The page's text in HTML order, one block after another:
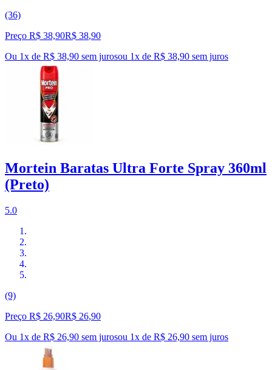
(36)
Preço R$ 38,90R$ 38,90
Ou 1x de R$ 38,90 sem jurosou 1x de R$ 38,90 sem juros
Mortein Baratas Ultra Forte Spray 360ml
(Preto)
5.0
(9)
Preço R$ 26,90R$ 26,90
Ou 1x de R$ 26,90 sem jurosou 1x de R$ 26,90 sem juros